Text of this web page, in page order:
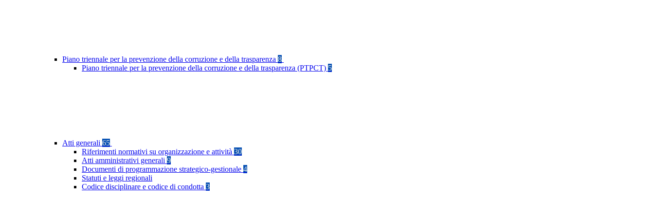
Piano triennale per la prevenzione della corruzione e della trasparenza 8
Piano triennale per la prevenzione della corruzione e della trasparenza (PTPCT) 5
Atti generali 65
Riferimenti normativi su organizzazione e attività 30
Atti amministrativi generali 9
Documenti di programmazione strategico-gestionale 4
Statuti e leggi regionali
Codice disciplinare e codice di condotta 3